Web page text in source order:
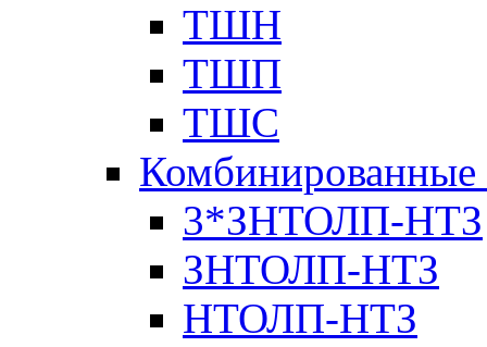
ТШН
ТШП
ТШС
Комбинированные
3*ЗНТОЛП-НТЗ
ЗНТОЛП-НТЗ
НТОЛП-НТЗ